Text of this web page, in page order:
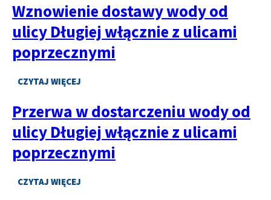
W
DOSTAWIE
WODY
MIESZKAŃCÓW
PRZY
I
GRZYBOWSKIEJ
Wznowienie dostawy wody od
ulicy Długiej włącznie z ulicami
poprzecznymi
CZYTAJ WIĘCEJ
O
DOSTAWY
WODY
OD
ULICY
DŁUGIEJ
Z
Przerwa w dostarczeniu wody od
ulicy Długiej włącznie z ulicami
poprzecznymi
CZYTAJ WIĘCEJ
O